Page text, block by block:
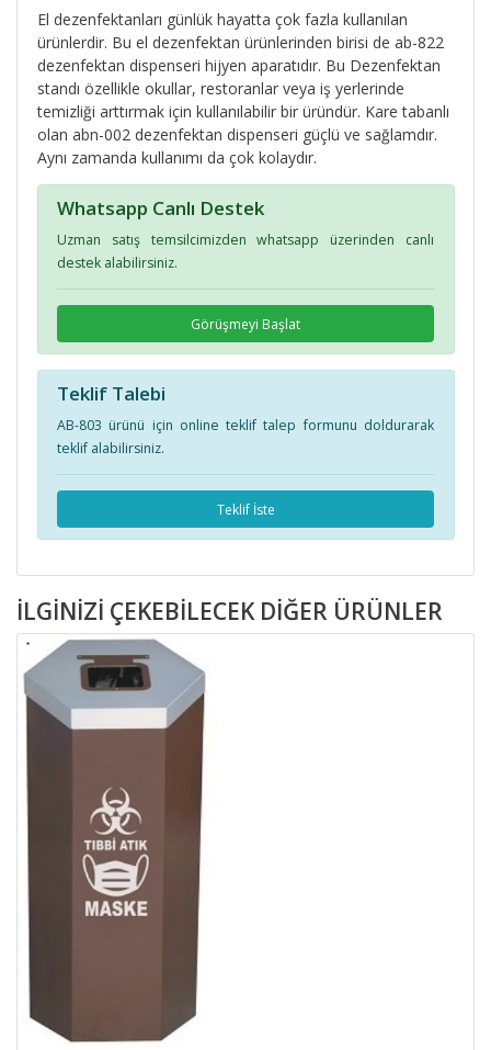
El dezenfektanları günlük hayatta çok fazla kullanılan
ürünlerdir. Bu el dezenfektan ürünlerinden birisi de ab-822
dezenfektan dispenseri hijyen aparatıdır. Bu Dezenfektan
standı özellikle okullar, restoranlar veya iş yerlerinde
temizliği arttırmak için kullanılabilir bir üründür. Kare tabanlı
olan abn-002 dezenfektan dispenseri güçlü ve sağlamdır.
Aynı zamanda kullanımı da çok kolaydır.
Whatsapp Canlı Destek
Uzman satış temsilcimizden whatsapp üzerinden canlı
destek alabilirsiniz.
Görüşmeyi Başlat
Teklif Talebi
AB-803 ürünü için online teklif talep formunu doldurarak
teklif alabilirsiniz.
Teklif İste
İLGINIZI ÇEKEBILECEK DIĞER ÜRÜNLER